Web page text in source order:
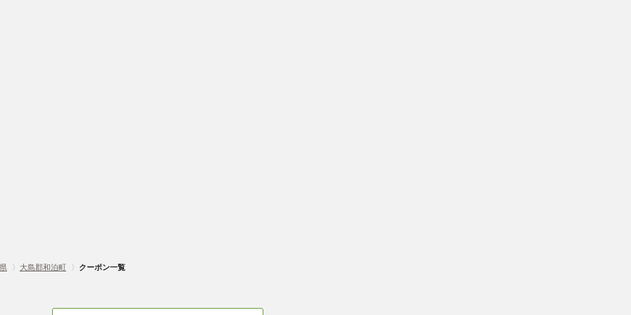
〉 大島郡和泊町 〉 クーポン一覧